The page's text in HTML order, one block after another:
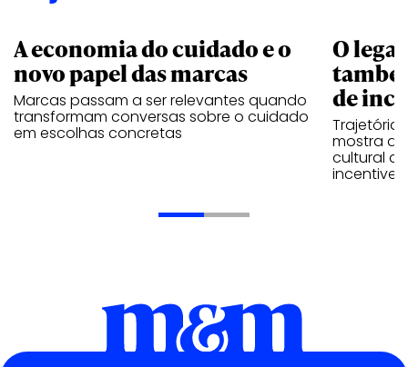
A economia do cuidado e o
novo papel das marcas
Marcas passam a ser relevantes quando
transformam conversas sobre o cuidado
em escolhas concretas
O
de
Trajetória
mostra
cultural
incentive